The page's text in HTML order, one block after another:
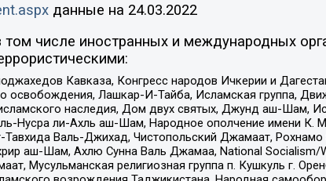
данные на 24.03.2022
числе иностранных и международных
Кавказа, Конгресс народов Ичкерии и
освобождения, Лашкар-И-Тайба, Исламская группа,
наследия, Дом двух святых, Джунд аш-Шам,
Нусра ли-Ахль аш-Шам, Народное ополчение имени К.
Валь-Джихад, Чистопольский Джамаат, Рохнамо
аш-Шам, Ахлю Сунна Валь Джамаа, National Socialism/
Мусульманская религиозная группа п. Кушкуль г.